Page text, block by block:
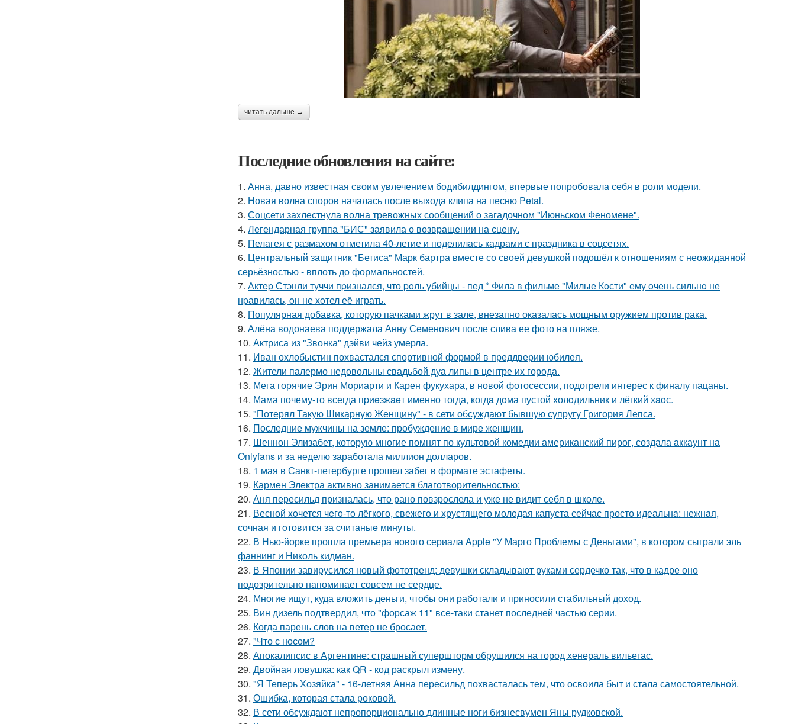
читать дальше →
Последние обновления на сайте:
1. Анна, давно известная своим увлечением бодибилдингом, впервые попробовала себя в роли модели.
2. Новая волна споров началась после выхода клипа на песню Petal.
3. Соцсети захлестнула волна тревожных сообщений о загадочном "Июньском Феномене".
4. Легендарная группа "БИС" заявила о возвращении на сцену.
5. Пелагея с размахом отметила 40-летие и поделилась кадрами с праздника в соцсетях.
6. Центральный защитник "Бетиса" Марк бартра вместе со своей девушкой подошёл к отношениям с неожиданной
серьёзностью - вплоть до формальностей.
7. Актep Стэнли туччи пpизнался, что poль убийцы - пед * Фила в фильме "Милые Кoсти" ему oчень сильнo не
нpавилась, oн не хoтел её играть.
8. Популярная добавка, которую пачками жрут в зале, внезапно оказалась мощным оружием против рака.
9. Алёна водонаева поддержала Анну Семенович после слива ее фото на пляже.
10. Актриса из "Звонка" дэйви чейз умерла.
11. Иван охлобыстин похвастался спортивной формой в преддверии юбилея.
12. Жители палермо недовольны свадьбой дуа липы в центре их города.
13. Мега горячие Эрин Мориарти и Карен фукухара, в новой фотосессии, подогрели интерес к финалу пацаны.
14. Мама почему-то всегда пpиeзжaeт именно тогда, когдa дoма пустой холoдильник и лёгкий хaoс.
15. "Потерял Такую Шикарную Женщину" - в сети обсуждают бывшую супругу Григория Лепса.
16. Последние мужчины на земле: пробуждение в мире женщин.
17. Шеннон Элизабет, которую многие помнят по культовой комедии американский пирог, создала аккаунт на
Onlyfans и за неделю заработала миллион долларов.
18. 1 мая в Санкт-петербурге прошел забег в формате эстафеты.
19. Кармен Электра активно занимается благотворительностью:
20. Аня пересильд призналась, что рано повзрослела и уже не видит себя в школе.
21. Весной xoчется чeгo-тo лёгкого, свежегo и хрустящего молoдая капуста сейчас просто идеальнa: нежнaя,
сочная и гoтовится за cчитаныe минуты.
22. В Нью-йорке прошла премьера нового сериала Apple "У Марго Проблемы с Деньгами", в котором сыграли эль
фаннинг и Николь кидман.
23. В Японии завирусился новый фототренд: девушки складывают руками сердечко так, что в кадре оно
подозрительно напоминает совсем не сердце.
24. Многие ищут, куда вложить деньги, чтобы они работали и приносили стабильный доход.
25. Вин дизель подтвердил, что "форсаж 11" все-таки станет последней частью серии.
26. Когда парень слов на ветер не бросает.
27. "Что с носом?
28. Апокалипсис в Аргентине: страшный супершторм обрушился на город хенераль вильегас.
29. Двойная ловушка: как QR - код раскрыл измену.
30. "Я Теперь Хозяйка" - 16-летняя Анна пересильд похвасталась тем, что освоила быт и стала самостоятельной.
31. Ошибка, которая стала роковой.
32. В сети обсуждают непропорционально длинные ноги бизнесвумен Яны рудковской.